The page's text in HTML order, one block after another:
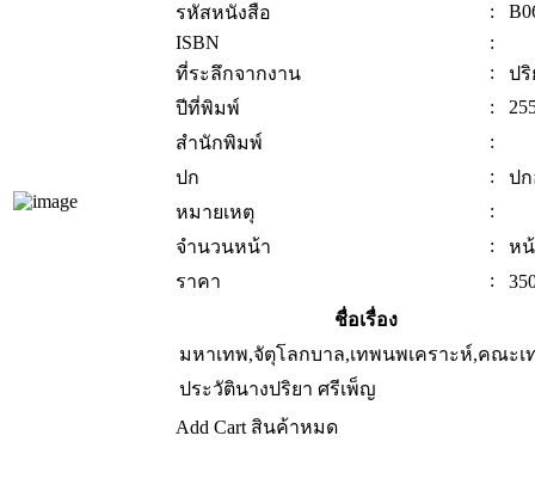
รหัสหนังสือ
:
ISBN
:
ที่ระลึกจากงาน
:
ปริ
ปีที่พิมพ์
:
สำนักพิมพ์
:
ปก
:
ป
หมายเหตุ
:
จำนวนหน้า
:
ห
ราคา
:
ชื่อเรื่อง
มหาเทพ,จัตุโลกบาล,เทพนพเคราะห์,คณะเ
ประวัตินางปริยา ศรีเพ็ญ
Add Cart สินค้าหมด